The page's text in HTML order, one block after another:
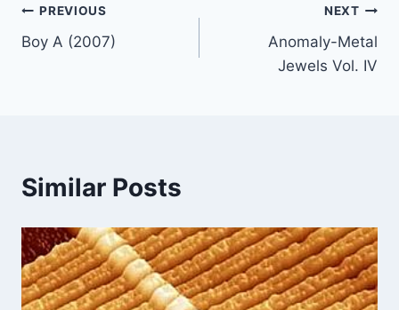
Post
navigation
PREVIOUS
Boy A (2007)
NEXT
Anomaly-Metal
Jewels Vol. IV
Similar Posts